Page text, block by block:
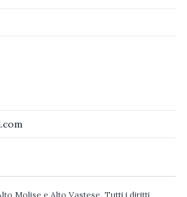
Molise e Alto Vastese. Tutti i diritti